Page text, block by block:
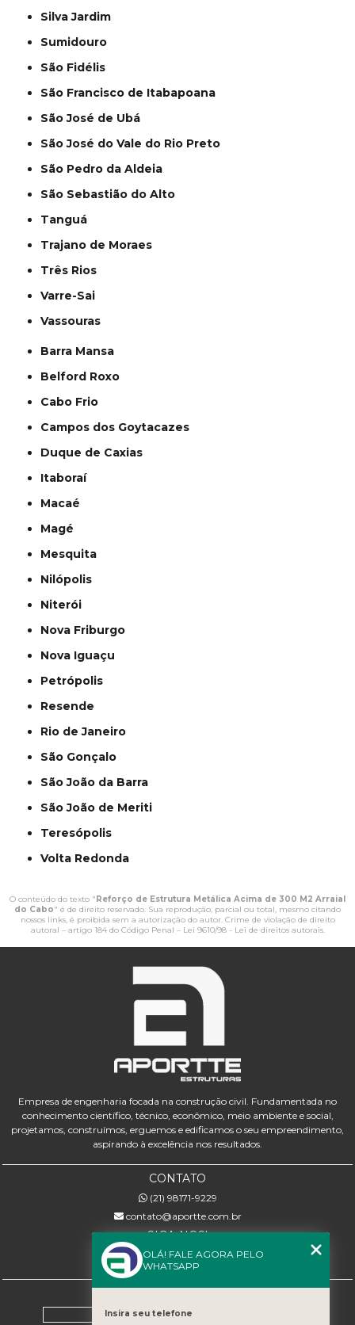
Silva Jardim
Sumidouro
São Fidélis
São Francisco de Itabapoana
São José de Ubá
São José do Vale do Rio Preto
São Pedro da Aldeia
São Sebastião do Alto
Tanguá
Trajano de Moraes
Três Rios
Varre-Sai
Vassouras
Barra Mansa
Belford Roxo
Cabo Frio
Campos dos Goytacazes
Duque de Caxias
Itaboraí
Macaé
Magé
Mesquita
Nilópolis
Niterói
Nova Friburgo
Nova Iguaçu
Petrópolis
Resende
Rio de Janeiro
São Gonçalo
São João da Barra
São João de Meriti
Teresópolis
Volta Redonda
O conteúdo do texto " Reforço de Estrutura Metálica Acima de 300 M2 Arraial
do Cabo" é de direito reservado. Sua reprodução, parcial ou total, mesmo citando
nossos links, é proibida sem a autorização do autor. Crime de violação de direito
autoral – artigo 184 do Código Penal – Lei 9610/98 - Lei de direitos autorais.
Empresa de engenharia focada na construção civil. Fundamentada no
conhecimento científico, técnico, econômico, meio ambiente e social,
projetamos, construímos, erguemos e edificamos o seu empreendimento,
aspirando à excelência nos resultados.
CONTATO
(21) 98171-9229
contato@aportte.com.br
SIGA-NOS!
Home
OLÁ! FALE AGORA PELO
WHATSAPP
Insira seu telefone